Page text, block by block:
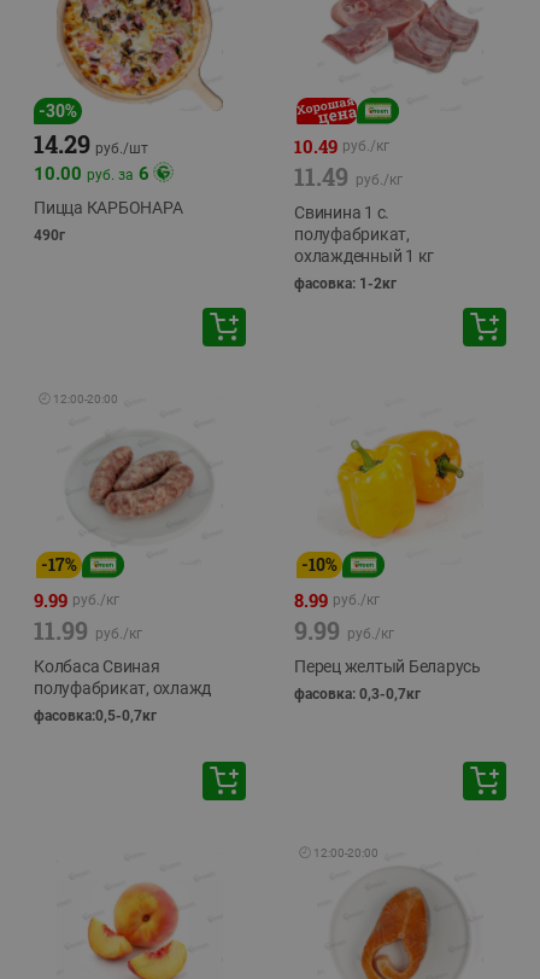
-30%
14.29 руб./шт
10.00 руб. за 6
Пицца КАРБОНАРА
490г
10.49 руб./кг
11.49 руб./кг
Свинина 1 с.
полуфабрикат,
охлажденный 1 кг
фасовка: 1-2кг
🕘 12:00-20:00
-17%
9.99 руб./кг
11.99 руб./кг
Колбаса Свиная
полуфабрикат, охлажд
фасовка:0,5-0,7кг
-10%
8.99 руб./кг
9.99 руб./кг
Перец желтый Беларусь
фасовка: 0,3-0,7кг
🕘 12:00-20:00